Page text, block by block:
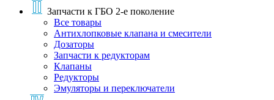
Запчасти к ГБО 2-е поколение
Все товары
Антихлопковые клапана и смесители
Дозаторы
Запчасти к редукторам
Клапаны
Редукторы
Эмуляторы и переключатели